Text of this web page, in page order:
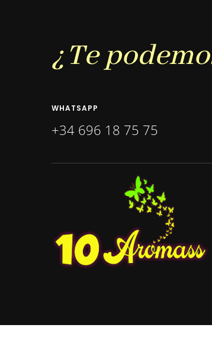
¿Te
WHATSAPP
+34 696 18 75 75